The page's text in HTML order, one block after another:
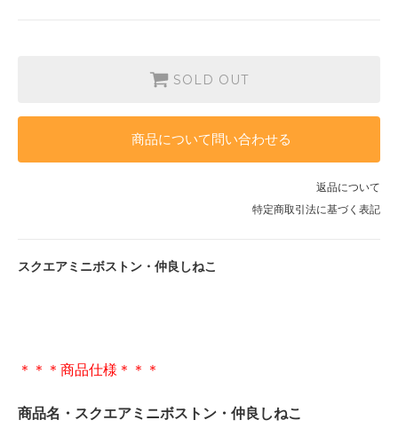
SOLD OUT
商品について問い合わせる
返品について
特定商取引法に基づく表記
スクエアミニボストン・仲良しねこ
＊＊＊商品仕様＊＊＊
商品名・スクエアミニボストン・仲良しねこ